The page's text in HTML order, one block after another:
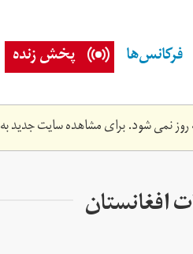
فرکانس‌ها پخش زنده
نمی شود. برای مشاهده سایت جدید به
افغانستان